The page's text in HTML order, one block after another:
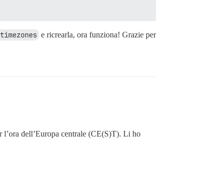
e ricrearla, ora funziona! Grazie per
l’ora dell’Europa centrale (CE(S)T). Li ho